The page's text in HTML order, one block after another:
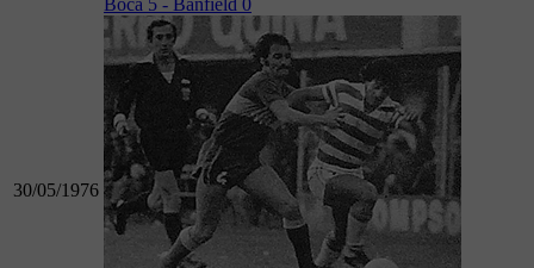
30/05/1976
Boca 5 - Banfield 0